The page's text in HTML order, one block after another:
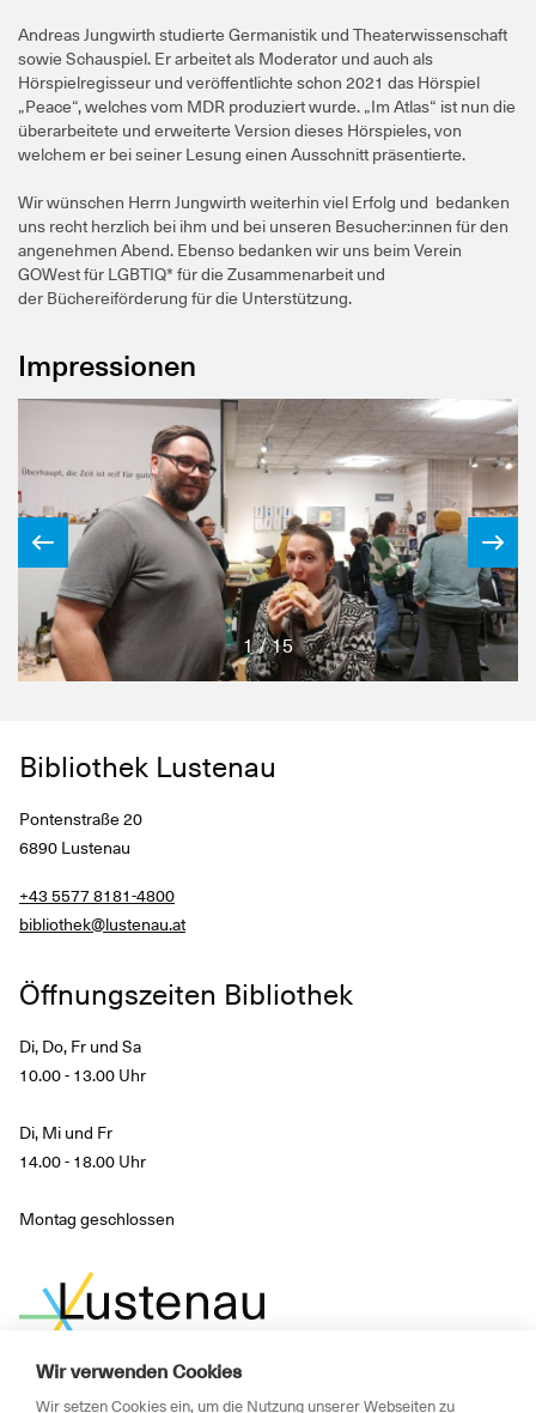
Andreas Jungwirth studierte Germanistik und Theaterwissenschaft
sowie Schauspiel. Er arbeitet als Moderator und auch als
Hörspielregisseur und veröffentlichte schon 2021 das Hörspiel
„Peace“, welches vom MDR produziert wurde. „Im Atlas“ ist nun die
überarbeitete und erweiterte Version dieses Hörspieles, von
welchem er bei seiner Lesung einen Ausschnitt präsentierte.
Wir wünschen Herrn Jungwirth weiterhin viel Erfolg und bedanken
uns recht herzlich bei ihm und bei unseren Besucher:innen für den
angenehmen Abend. Ebenso bedanken wir uns beim Verein
GOWest für LGBTIQ* für die Zusammenarbeit und
der Büchereiförderung für die Unterstützung.
Impressionen
1 / 15
Bibliothek Lustenau
Pontenstraße 20
6890 Lustenau
+43 5577 8181-4800
bibliothek@lustenau.at
Öffnungszeiten Bibliothek
Di, Do, Fr und Sa
10.00 - 13.00 Uhr
Di, Mi und Fr
14.00 - 18.00 Uhr
Montag geschlossen
Wir verwenden Cookies
Wir setzen Cookies ein, um die Nutzung unserer Webseiten zu